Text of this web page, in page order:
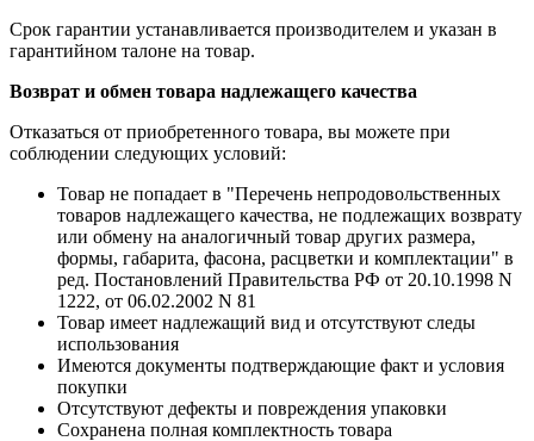
Срок гарантии устанавливается производителем и указан в
гарантийном талоне на товар.
Возврат и обмен товара надлежащего качества
Отказаться от приобретенного товара, вы можете при
соблюдении следующих условий:
Товар не попадает в "Перечень непродовольственных
товаров надлежащего качества, не подлежащих возврату
или обмену на аналогичный товар других размера,
формы, габарита, фасона, расцветки и комплектации" в
ред. Постановлений Правительства РФ от 20.10.1998 N
1222, от 06.02.2002 N 81
Товар имеет надлежащий вид и отсутствуют следы
использования
Имеются документы подтверждающие факт и условия
покупки
Отсутствуют дефекты и повреждения упаковки
Сохранена полная комплектность товара